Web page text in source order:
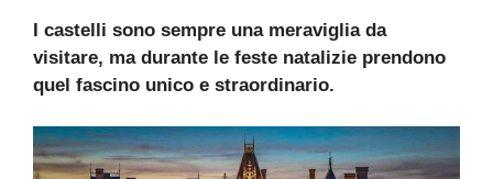
I castelli sono sempre una meraviglia da
visitare, ma durante le feste natalizie prendono
quel fascino unico e straordinario.